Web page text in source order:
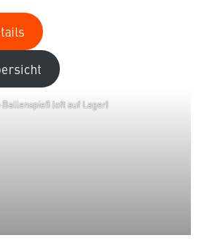
Ballenspieß (oft auf Lager)